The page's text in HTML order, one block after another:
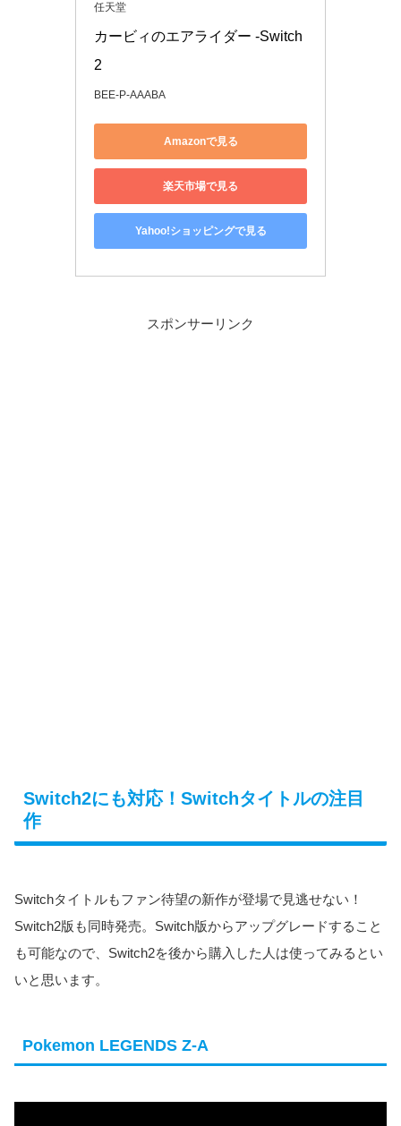
任天堂
カービィのエアライダー -Switch
2
BEE-P-AAABA
Amazonで見る
楽天市場で見る
Yahoo!ショッピングで見る
スポンサーリンク
Switch2にも対応！Switchタイトルの注目
作
Switchタイトルもファン待望の新作が登場で見逃せない！
Switch2版も同時発売。Switch版からアップグレードすること
も可能なので、Switch2を後から購入した人は使ってみるとい
いと思います。
Pokemon LEGENDS Z-A